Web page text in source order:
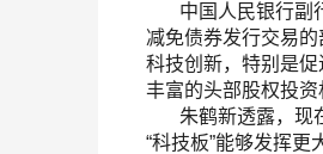
中国人民银行副行
减免债券发行交易
科技创新，特别是
丰富的头部股权投
朱鹤新透露，现在
“科技板”能够发挥更